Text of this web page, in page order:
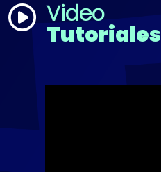
Video
Tutoriales